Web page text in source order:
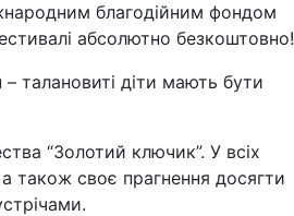
благодійним фондом
абсолютно безкоштовно!
талановиті діти мають бути
“Золотий ключик”. У всіх
також своє прагнення досягти